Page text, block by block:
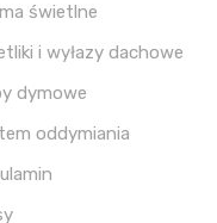
świetlne
i wyłazy dachowe
dymowe
oddymiania